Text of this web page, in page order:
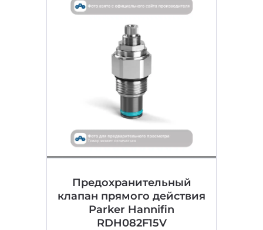
Предохранительный
клапан прямого действия
Parker Hannifin
RDH082F15V